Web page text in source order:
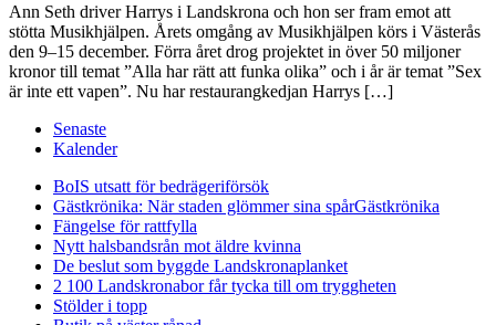
Ann Seth driver Harrys i Landskrona och hon ser fram emot att
stötta Musikhjälpen. Årets omgång av Musikhjälpen körs i Västerås
den 9–15 december. Förra året drog projektet in över 50 miljoner
kronor till temat ”Alla har rätt att funka olika” och i år är temat ”Sex
är inte ett vapen”. Nu har restaurangkedjan Harrys […]
Senaste
Kalender
BoIS utsatt för bedrägeriförsök
Gästkrönika: När staden glömmer sina spårGästkrönika
Fängelse för rattfylla
Nytt halsbandsrån mot äldre kvinna
De beslut som byggde Landskronaplanket
2 100 Landskronabor får tycka till om tryggheten
Stölder i topp